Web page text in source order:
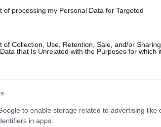
of processing my Personal Data for Targeted
of Collection, Use, Retention, Sale, and/or Sharing
that Is Unrelated with the Purposes for which
to enable storage related to advertising like
in apps.